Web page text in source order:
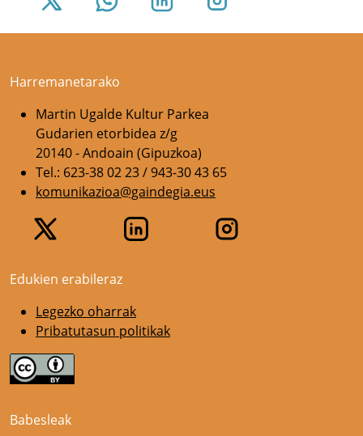
Harremanetarako
Martin Ugalde Kultur Parkea
Gudarien etorbidea z/g
20140 - Andoain (Gipuzkoa)
Tel.: 623-38 02 23 / 943-30 43 65
komunikazioa@gaindegia.eus
Edukien erabileraz
Legezko oharrak
Pribatutasun politikak
Babesleak